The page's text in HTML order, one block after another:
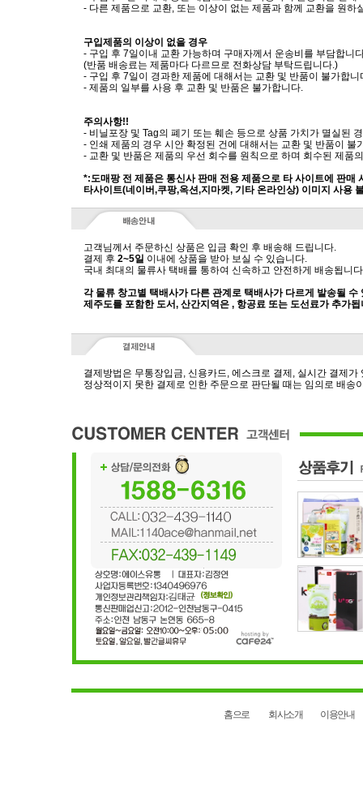
- 다른 제품으로 교환, 또는 이상이 없는 제품과 함께 교환을 원하
구입제품의 이상이 없을 경우
- 구입 후 7일이내 교환 가능하며 구매자께서 운송비를 부담합니
(반품 배송료는 제품마다 다르므로 전화상담 부탁드립니다.)
- 구입 후 7일이 경과한 제품에 대해서는 교환 및 반품이 불가합니
- 제품의 일부를 사용 후 교환 및 반품은 불가합니다.
주의사항!!
- 비닐포장 및 Tag의 폐기 또는 훼손 등으로 상품 가치가 멸실된
- 인쇄 제품의 경우 시안 확정된 건에 대해서는 교환 및 반품이 불
- 교환 및 반품은 제품의 우선 회수를 원칙으로 하며 회수된 제품
*:도매팡 전 제품은 통신사 판매 전용 제품으로 타 사이트에 판매
타사이트(네이버,쿠팡,옥션,지마켓, 기타 온라인상) 이미지 사용
고객님께서 주문하신 상품은 입금 확인 후 배송해 드립니다.
결제 후 2~5일 이내에 상품을 받아 보실 수 있습니다.
국내 최대의 물류사 택배를 통하여 신속하고 안전하게 배송됩니
각 물류 창고별 택배사가 다른 관계로 택배사가 다르게 발송될 수
제주도를 포함한 도서, 산간지역은 , 항공료 또는 도선료가 추가됩
결제방법은 무통장입금, 신용카드, 에스크로 결제, 실시간 결제가
정상적이지 못한 결제로 인한 주문으로 판단될 때는 임의로 배송
홈으로 회사소개 이용안내